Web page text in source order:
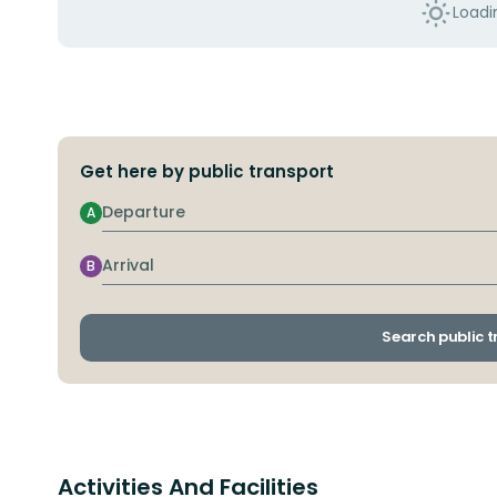
Get here by public transport
Departure
A
Arrival
B
Search public
Activities And Facilities